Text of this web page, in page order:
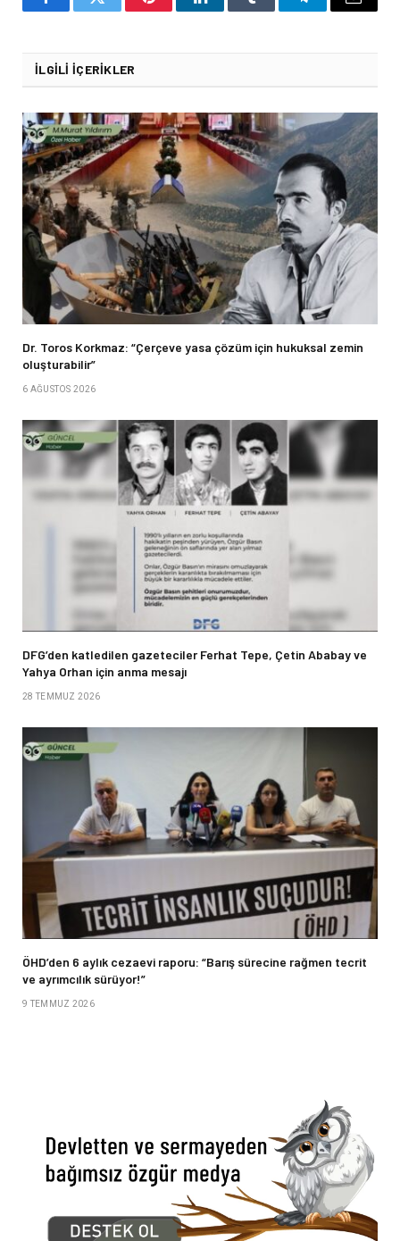
FacebookTwitter PinterestLinkedInTumblr TelegramEmail
İLGILI İÇERIKLER
Dr. Toros Korkmaz: “Çerçeve yasa çözüm için hukuksal zemin
oluşturabilir”
6 AĞUSTOS 2026
DFG’den katledilen gazeteciler Ferhat Tepe, Çetin Ababay ve
Yahya Orhan için anma mesajı
28 TEMMUZ 2026
ÖHD’den 6 aylık cezaevi raporu: “Barış sürecine rağmen tecrit
ve ayrımcılık sürüyor!”
9 TEMMUZ 2026